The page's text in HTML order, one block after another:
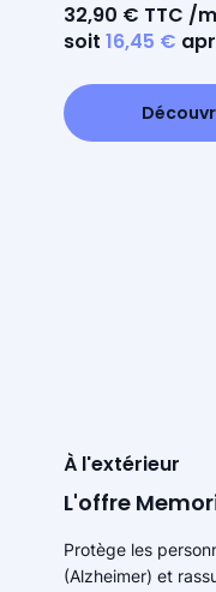
32,90 € TTC /
soit 16,45 €
À l'extérieur
L'offre
Protège les
(Alzheimer) et